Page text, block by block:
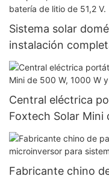
Sistema solar
instalación
independiente de
Central eléctrica
Foxtech Solar Mini
Fabricante chino